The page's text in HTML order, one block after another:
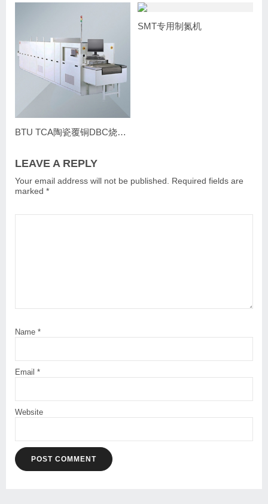
BTU TCA陶瓷覆铜DBC烧结炉
SMT专用制氮机
LEAVE A REPLY
Your email address will not be published. Required fields are
marked *
Name *
Email *
Website